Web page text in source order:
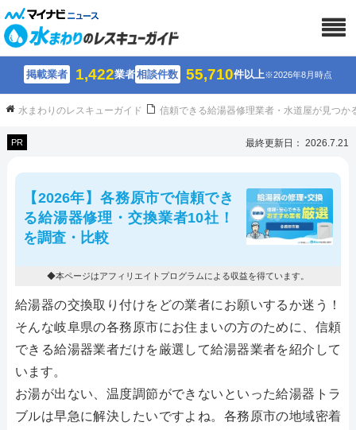
掲載業者 1,422業者相談件数 55,710件以上※2026年8月時点
水まわりのレスキューガイド 信頼できる給湯器修理業者・水道屋が見つか
PR 最終更新日： 2026.7.21
【2026年】各務原市で信頼でき
る給湯器修理・交換業者10社！
を調査・比較
◆本ページはアフィリエイトプログラムによる収益を得ています。
給湯器の交換取り付けをどの業者にお願いするか迷う！
そんな岐阜県の各務原市にお住まいの方のために、信頼
できる給湯器業者だけを厳選して給湯器業者を紹介して
います。
お湯が出ない、温度調節ができないといった給湯器トラ
ブルは早急に解決したいですよね。各務原市の地域密着